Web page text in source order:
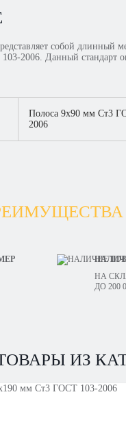
собой длинный
2006. Данный стандарт
Полоса 9х90 мм Ст3
2006
НА
ДО 200
ИЗ